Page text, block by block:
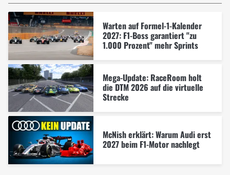
Warten auf Formel-1-Kalender
2027: F1-Boss garantiert "zu
1.000 Prozent" mehr Sprints
Mega-Update: RaceRoom holt
die DTM 2026 auf die virtuelle
Strecke
McNish erklärt: Warum Audi erst
2027 beim F1-Motor nachlegt